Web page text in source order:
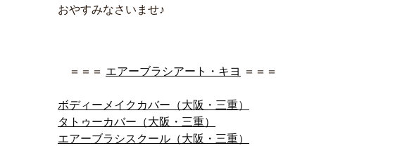
おやすみなさいませ♪
＝＝＝ エアーブラシアート・キヨ ＝＝＝
ボディーメイクカバー（大阪・三重）
タトゥーカバー（大阪・三重）
エアーブラシスクール（大阪・三重）